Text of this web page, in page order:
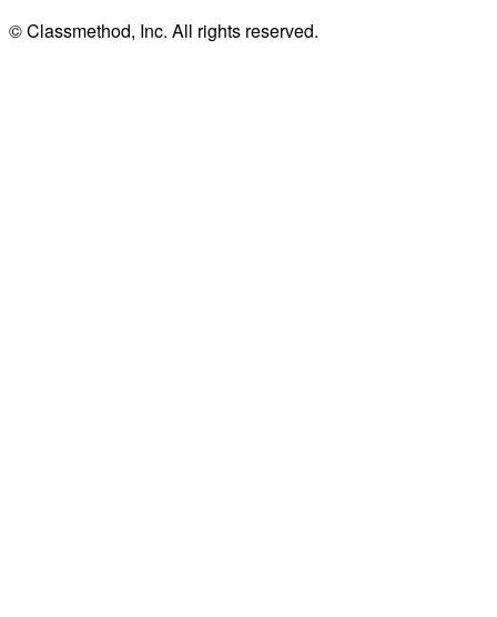
© Classmethod, Inc. All rights reserved.